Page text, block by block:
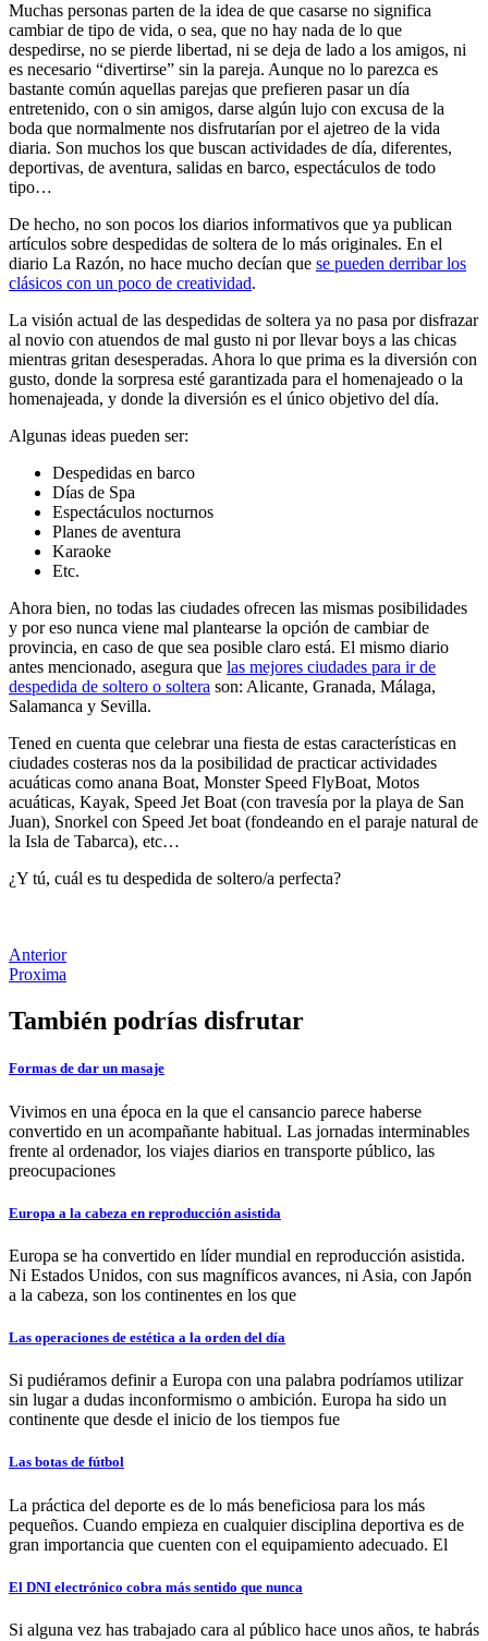
Muchas personas parten de la idea de que casarse no significa
cambiar de tipo de vida, o sea, que no hay nada de lo que
despedirse, no se pierde libertad, ni se deja de lado a los amigos, ni
es necesario “divertirse” sin la pareja. Aunque no lo parezca es
bastante común aquellas parejas que prefieren pasar un día
entretenido, con o sin amigos, darse algún lujo con excusa de la
boda que normalmente nos disfrutarían por el ajetreo de la vida
diaria. Son muchos los que buscan actividades de día, diferentes,
deportivas, de aventura, salidas en barco, espectáculos de todo
tipo…
De hecho, no son pocos los diarios informativos que ya publican
artículos sobre despedidas de soltera de lo más originales. En el
diario La Razón, no hace mucho decían que se pueden derribar los
clásicos con un poco de creatividad.
La visión actual de las despedidas de soltera ya no pasa por disfrazar
al novio con atuendos de mal gusto ni por llevar boys a las chicas
mientras gritan desesperadas. Ahora lo que prima es la diversión con
gusto, donde la sorpresa esté garantizada para el homenajeado o la
homenajeada, y donde la diversión es el único objetivo del día.
Algunas ideas pueden ser:
Despedidas en barco
Días de Spa
Espectáculos nocturnos
Planes de aventura
Karaoke
Etc.
Ahora bien, no todas las ciudades ofrecen las mismas posibilidades
y por eso nunca viene mal plantearse la opción de cambiar de
provincia, en caso de que sea posible claro está. El mismo diario
antes mencionado, asegura que las mejores ciudades para ir de
despedida de soltero o soltera son: Alicante, Granada, Málaga,
Salamanca y Sevilla.
Tened en cuenta que celebrar una fiesta de estas características en
ciudades costeras nos da la posibilidad de practicar actividades
acuáticas como anana Boat, Monster Speed FlyBoat, Motos
acuáticas, Kayak, Speed Jet Boat (con travesía por la playa de San
Juan), Snorkel con Speed Jet boat (fondeando en el paraje natural de
la Isla de Tabarca), etc…
¿Y tú, cuál es tu despedida de soltero/a perfecta?
Anterior
Proxima
También podrías disfrutar
Formas de dar un masaje
Vivimos en una época en la que el cansancio parece haberse
convertido en un acompañante habitual. Las jornadas interminables
frente al ordenador, los viajes diarios en transporte público, las
preocupaciones
Europa a la cabeza en reproducción asistida
Europa se ha convertido en líder mundial en reproducción asistida.
Ni Estados Unidos, con sus magníficos avances, ni Asia, con Japón
a la cabeza, son los continentes en los que
Las operaciones de estética a la orden del día
Si pudiéramos definir a Europa con una palabra podríamos utilizar
sin lugar a dudas inconformismo o ambición. Europa ha sido un
continente que desde el inicio de los tiempos fue
Las botas de fútbol
La práctica del deporte es de lo más beneficiosa para los más
pequeños. Cuando empieza en cualquier disciplina deportiva es de
gran importancia que cuenten con el equipamiento adecuado. El
El DNI electrónico cobra más sentido que nunca
Si alguna vez has trabajado cara al público hace unos años, te habrás